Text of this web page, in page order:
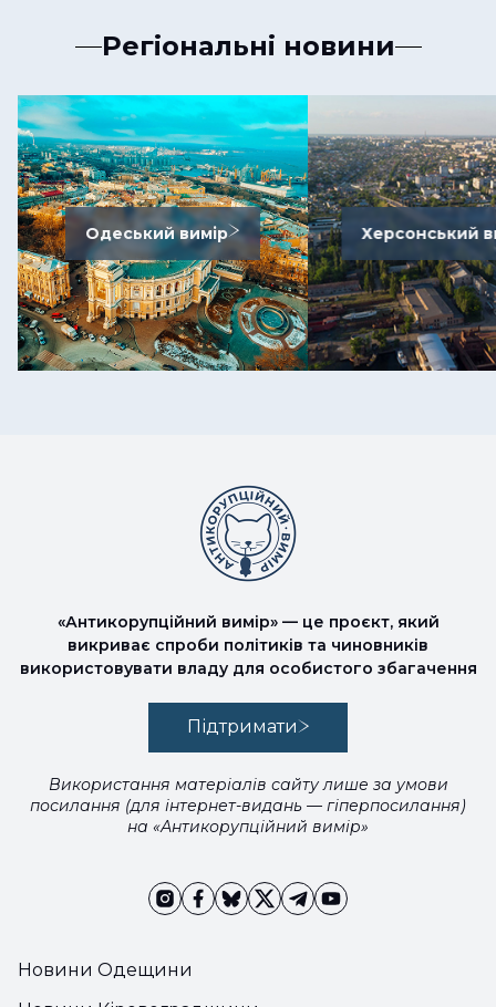
Регіональні новини
Одеський вимір Херсонський
Новини Одещини
«Антикорупційний вимір» — це проєкт, який
викриває спроби політиків та чиновників
використовувати владу для особистого збагачення
Підтримати
Використання матеріалів сайту лише за умови
посилання (для інтернет-видань — гіперпосилання)
на «Антикорупційний вимір»